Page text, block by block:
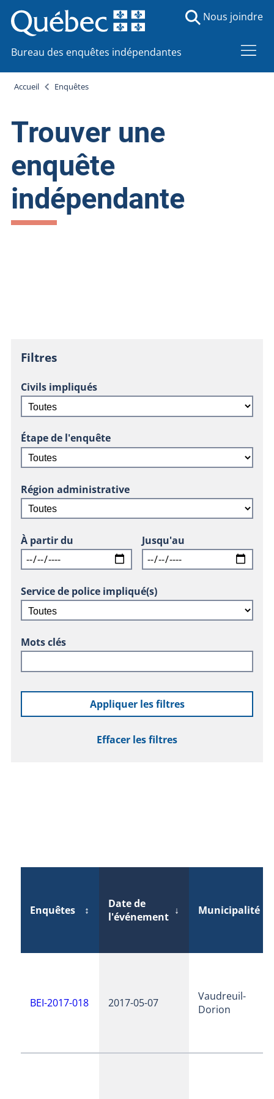
Bureau des enquêtes indépendantes
Nous joindre
Accueil Enquêtes
Trouver une
enquête
indépendante
Filtres
Civils impliqués
Étape de l'enquête
Région administrative
À partir du Jusqu'au
Service de police impliqué(s)
Mots clés
Appliquer les filtres
Effacer les filtres
Enquêtes ↕
Date de
l'événement ↓ Municipalité
BEI-2017-018 2017-05-07
Vaudreuil-
Dorion